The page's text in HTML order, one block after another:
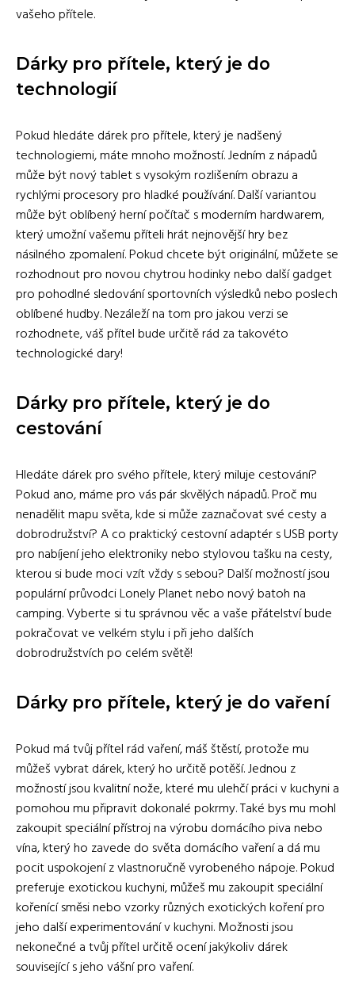
vašeho přítele.
Dárky pro přítele, který je do
technologií
Pokud hledáte dárek pro přítele, který je nadšený
technologiemi, máte mnoho možností. Jedním z nápadů
může být nový tablet s vysokým rozlišením obrazu a
rychlými procesory pro hladké používání. Další variantou
může být oblíbený herní počítač s moderním hardwarem,
který umožní vašemu příteli hrát nejnovější hry bez
násilného zpomalení. Pokud chcete být originální, můžete se
rozhodnout pro novou chytrou hodinky nebo další gadget
pro pohodlné sledování sportovních výsledků nebo poslech
oblíbené hudby. Nezáleží na tom pro jakou verzi se
rozhodnete, váš přítel bude určitě rád za takovéto
technologické dary!
Dárky pro přítele, který je do
cestování
Hledáte dárek pro svého přítele, který miluje cestování?
Pokud ano, máme pro vás pár skvělých nápadů. Proč mu
nenadělit mapu světa, kde si může zaznačovat své cesty a
dobrodružství? A co praktický cestovní adaptér s USB porty
pro nabíjení jeho elektroniky nebo stylovou tašku na cesty,
kterou si bude moci vzít vždy s sebou? Další možností jsou
populární průvodci Lonely Planet nebo nový batoh na
camping. Vyberte si tu správnou věc a vaše přátelství bude
pokračovat ve velkém stylu i při jeho dalších
dobrodružstvích po celém světě!
Dárky pro přítele, který je do vaření
Pokud má tvůj přítel rád vaření, máš štěstí, protože mu
můžeš vybrat dárek, který ho určitě potěší. Jednou z
možností jsou kvalitní nože, které mu ulehčí práci v kuchyni a
pomohou mu připravit dokonalé pokrmy. Také bys mu mohl
zakoupit speciální přístroj na výrobu domácího piva nebo
vína, který ho zavede do světa domácího vaření a dá mu
pocit uspokojení z vlastnoručně vyrobeného nápoje. Pokud
preferuje exotickou kuchyni, můžeš mu zakoupit speciální
kořenící směsi nebo vzorky různých exotických koření pro
jeho další experimentování v kuchyni. Možnosti jsou
nekonečné a tvůj přítel určitě ocení jakýkoliv dárek
související s jeho vášní pro vaření.